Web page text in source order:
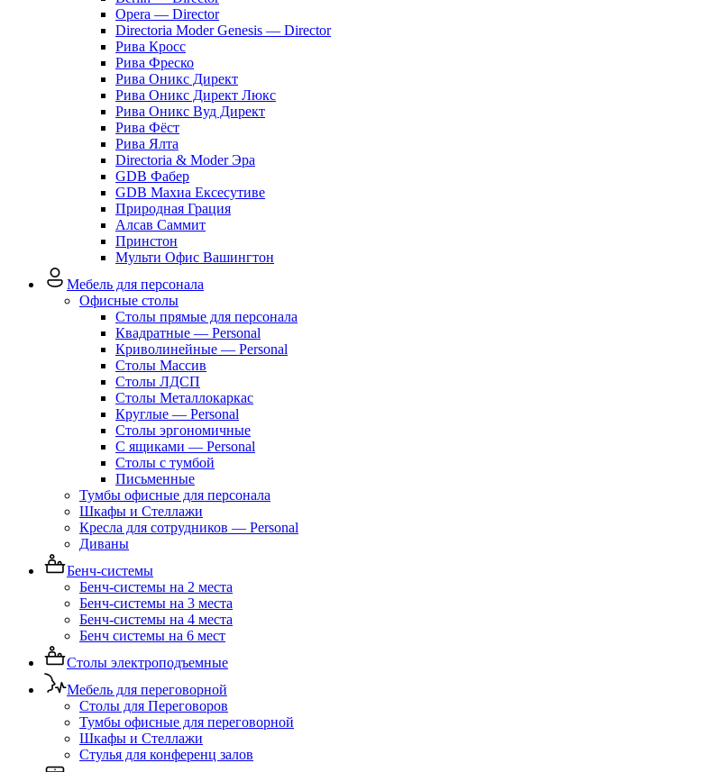
Opera — Director
Directoria Moder Genesis — Director
Рива Кросс
Рива Фреско
Рива Оникс Директ
Рива Оникс Директ Люкс
Рива Оникс Вуд Директ
Рива Фёст
Рива Ялта
Directoria & Moder Эра
GDB Фабер
GDB Махиа Ексесутиве
Природная Грация
Алсав Саммит
Принстон
Мульти Офис Вашингтон
Мебель для персонала
Офисные столы
Столы прямые для персонала
Квадратные — Personal
Криволинейные — Personal
Столы Массив
Столы ЛДСП
Столы Металлокаркас
Круглые — Personal
Столы эргономичные
С ящиками — Personal
Столы с тумбой
Письменные
Тумбы офисные для персонала
Шкафы и Стеллажи
Кресла для сотрудников — Personal
Диваны
Бенч-системы
Бенч-системы на 2 места
Бенч-системы на 3 места
Бенч-системы на 4 места
Бенч системы на 6 мест
Столы электроподъемные
Мебель для переговорной
Столы для Переговоров
Тумбы офисные для переговорной
Шкафы и Стеллажи
Стулья для конференц залов